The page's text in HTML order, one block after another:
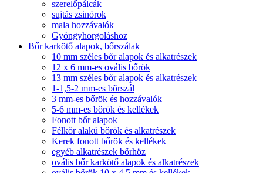
szerelőpálcák
sujtás zsinórok
mala hozzávalók
Gyöngyhorgoláshoz
Bőr karkötő alapok, bőrszálak
10 mm széles bőr alapok és alkatrészek
12 x 6 mm-es ovális bőrök
13 mm széles bőr alapok és alkatrészek
1-1,5-2 mm-es bõrszál
3 mm-es bőrök és hozzávalók
5-6 mm-es bőrök és kellékek
Fonott bőr alapok
Félkör alakú bőrök és alkatrészek
Kerek fonott bőrök és kellékek
egyéb alkatrészek bőrhöz
ovális bőr karkötő alapok és alkatrészek